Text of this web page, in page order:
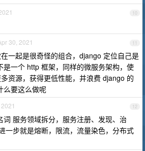
10
11
30, 2021
一起是很奇怪的组合，django 定位自己是
是一个 http 框架，同样的微服务架构，使
资源，获得更低性能，并浪费 django 的
么要这么做呢
12
词 服务领域拆分，服务注册、发现、治
一步就是熔断，限流，流量染色，分布式